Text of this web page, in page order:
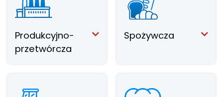
Produkcyjno-
przetwórcza
Spożywcza